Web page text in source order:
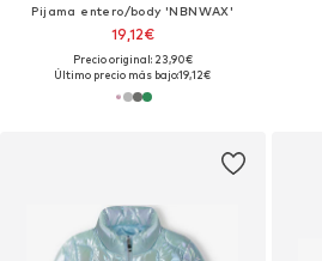
Pijama entero/body 'NBNWAX'
19,12€
Precio original: 23,90€
Último precio más bajo:19,12€